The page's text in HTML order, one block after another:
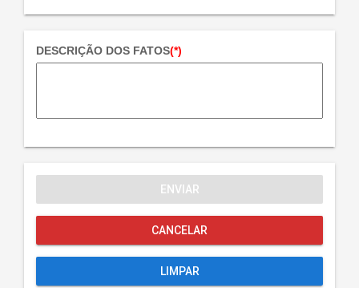
DESCRIÇÃO DOS FATOS(*)
ENVIAR
CANCELAR
LIMPAR